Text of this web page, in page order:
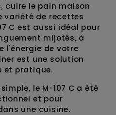
cuire le pain maison
variété de recettes
C est aussi idéal pour
mijotés, à
l'énergie de votre
est une solution
et pratique.
le M-107 C a été
et pour
une cuisine.